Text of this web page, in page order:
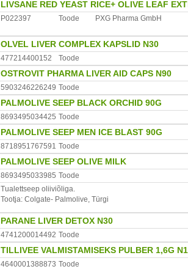
tarbimiseks soovitatavat kogust.
Hoida lastele kättesaamatus kohas.
Toode on välja töötatud Eestis.
Toodetud Leedus spetsiaalse retsepti alusel.
Maaletooja:Eckeron OÜ, Pärnu mnt.141, Tallinn, Eesti
LIVSANE RED YEAST RICE+ OLIVE LEAF
P022397 Toode PXG Pharma GmbH
OLVEL LIVER COMPLEX KAPSLID N30
477214400152 Toode
OSTROVIT PHARMA LIVER AID CAPS N90
5903246226249 Toode
PALMOLIVE SEEP BLACK ORCHID 90G
8693495034425 Toode
PALMOLIVE SEEP MEN ICE BLAST 90G
8718951767591 Toode
PALMOLIVE SEEP OLIVE MILK
8693495033985 Toode
Tualettseep oliiviõliga.
Tootja: Colgate- Palmolive, Türgi
PARANE LIVER DETOX N30
4741200014492 Toode
TILLIVEE VALMISTAMISEKS PULBER 1,6G
4640001388873 Toode